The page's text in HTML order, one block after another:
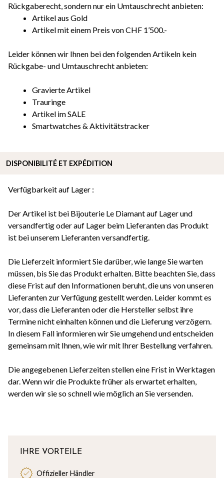
Rückgaberecht, sondern nur ein Umtauschrecht anbieten:
Artikel aus Gold
Artikel mit einem Preis von CHF 1’500.-
Leider können wir Ihnen bei den folgenden Artikeln kein
Rückgabe- und Umtauschrecht anbieten:
Gravierte Artikel
Trauringe
Artikel im SALE
Smartwatches & Aktivitätstracker
Verfügbarkeit auf Lager :
Der Artikel ist bei Bijouterie Le Diamant auf Lager und
versandfertig oder auf Lager beim Lieferanten das Produkt
ist bei unserem Lieferanten versandfertig.
Die Lieferzeit informiert Sie darüber, wie lange Sie warten
müssen, bis Sie das Produkt erhalten. Bitte beachten Sie, dass
diese Frist auf den Informationen beruht, die uns von unseren
Lieferanten zur Verfügung gestellt werden. Leider kommt es
vor, dass die Lieferanten oder die Hersteller selbst ihre
Termine nicht einhalten können und die Lieferung verzögern.
In diesem Fall informieren wir Sie umgehend und entscheiden
gemeinsam mit Ihnen, wie wir mit Ihrer Bestellung verfahren.
Die angegebenen Lieferzeiten stellen eine Frist in Werktagen
dar. Wenn wir die Produkte früher als erwartet erhalten,
werden wir sie so schnell wie möglich an Sie versenden.
DISPONIBILITÉ ET EXPÉDITION
IHRE VORTEILE
Offizieller Händler